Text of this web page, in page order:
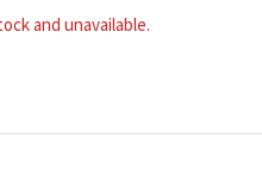
and unavailable.